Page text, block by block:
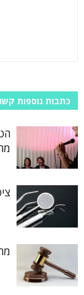
כתבות נוספות